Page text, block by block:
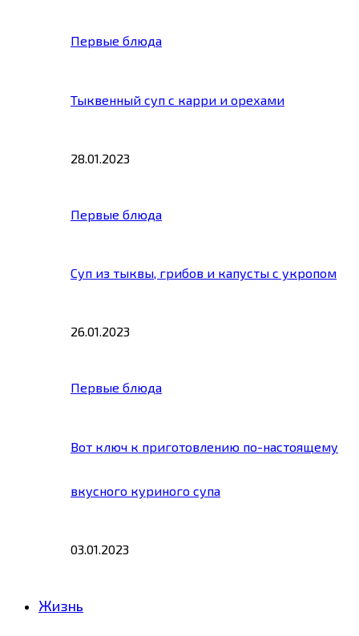
Первые блюда
Тыквенный суп с карри и орехами
28.01.2023
Первые блюда
Суп из тыквы, грибов и капусты с укропом
26.01.2023
Первые блюда
Вот ключ к приготовлению по-настоящему
вкусного куриного супа
03.01.2023
Жизнь